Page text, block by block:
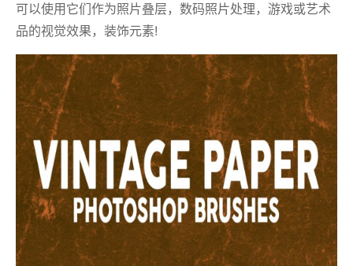
可以使用它们作为照片叠层，数码照片处理，游戏或艺术
品的视觉效果，装饰元素!